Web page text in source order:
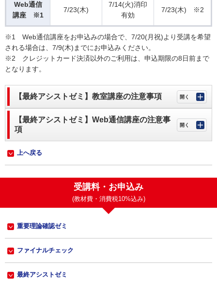
Web通信
講座 ※1
7/23(木)
7/14(火)消印
有効
7/23(木) ※2
※1 Web通信講座をお申込みの場合で、7/20(月祝)より受講を希望
される場合は、7/9(木)までにお申込みください。
※2 クレジットカード決済以外のご利用は、申込期限の8日前まで
となります。
【最終アシストゼミ】教室講座の注意事項
【最終アシストゼミ】Web通信講座の注意事
項
上へ戻る
受講料・お申込み
(教材費・消費税10%込み)
重要理論確認ゼミ
ファイナルチェック
最終アシストゼミ